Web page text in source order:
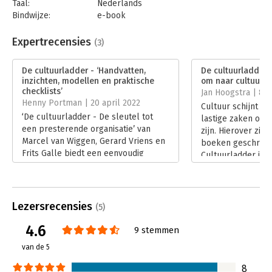
Taal:
Nederlands
Bindwijze:
e-book
Bestandsformaat:
epub
Uitgever:
Druk:
1
Verschijningsdatum:
28-10-2021
Hoofdrubriek: Algemeen management
Expertrecensies (3)
De cultuurladder - ‘Handvatten,
inzichten, modellen en praktische
checklists’
Henny Portman | 20 april 2022
‘De cultuurladder - De sleutel tot
een presterende organisatie’ van
Marcel van Wiggen, Gerard Vriens en
Frits Galle biedt een eenvoudig
model om de organisatiecultuur
te maken.
Lees verder
De cultuurladder
om naar cultuur
Jan Hoogstra | 8
Cultuur schijnt
lastige zaken om
zijn. Hierover
boeken
Cultuurladder is
Lezersrecensies (5)
4.6
van de 5
9 stemmen
8